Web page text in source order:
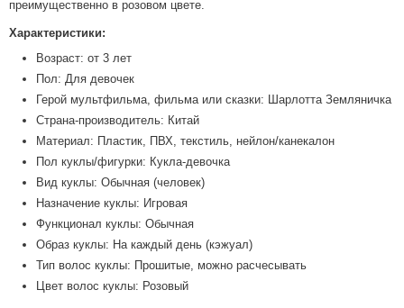
преимущественно в розовом цвете.
Характеристики:
Возраст: от 3 лет
Пол: Для девочек
Герой мультфильма, фильма или сказки: Шарлотта Земляничка
Страна-производитель: Китай
Материал: Пластик, ПВХ, текстиль, нейлон/канекалон
Пол куклы/фигурки: Кукла-девочка
Вид куклы: Обычная (человек)
Назначение куклы: Игровая
Функционал куклы: Обычная
Образ куклы: На каждый день (кэжуал)
Тип волос куклы: Прошитые, можно расчесывать
Цвет волос куклы: Розовый